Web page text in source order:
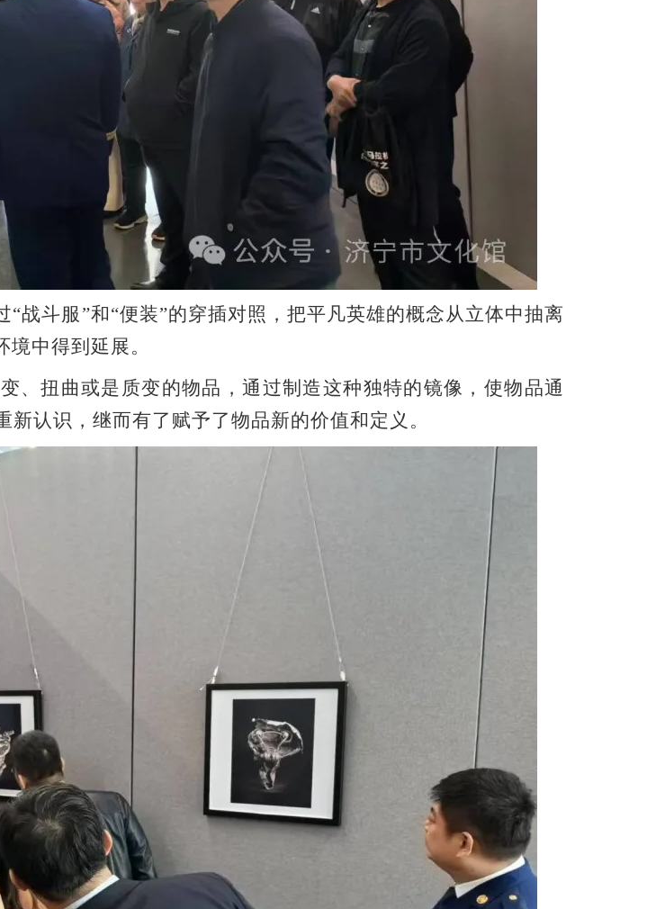
战斗服”和“便装”的穿插对照，把平凡英雄的概念从立体中抽离
中得到延展。
、扭曲或是质变的物品，通过制造这种独特的镜像，使物品通
认识，继而有了赋予了物品新的价值和定义。